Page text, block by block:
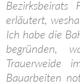
erläutert,
Ich habe die
begründen,
Trauerweide
Bauarbeiten